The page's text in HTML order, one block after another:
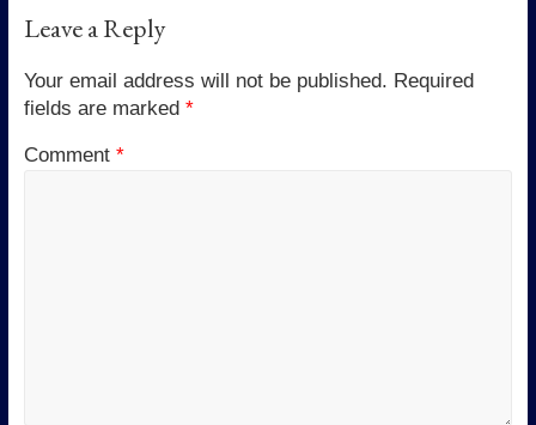
Leave a Reply
Your email address will not be published. Required
fields are marked *
Comment *